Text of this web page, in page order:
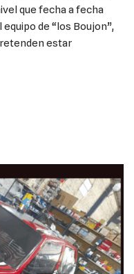
que fecha a fecha
de “los Boujon”,
estar